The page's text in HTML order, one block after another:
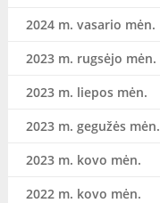
2024 m. vasario mėn.
2023 m. rugsėjo mėn.
2023 m. liepos mėn.
2023 m. gegužės mėn.
2023 m. kovo mėn.
2022 m. kovo mėn.